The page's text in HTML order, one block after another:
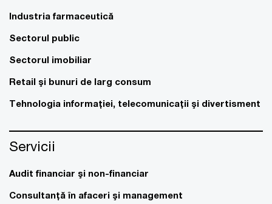
Industria farmaceutică
Sectorul public
Sectorul imobiliar
Retail şi bunuri de larg consum
Tehnologia informaţiei, telecomunicaţii şi divertisment
Servicii
Audit financiar şi non-financiar
Consultanţă în afaceri şi management